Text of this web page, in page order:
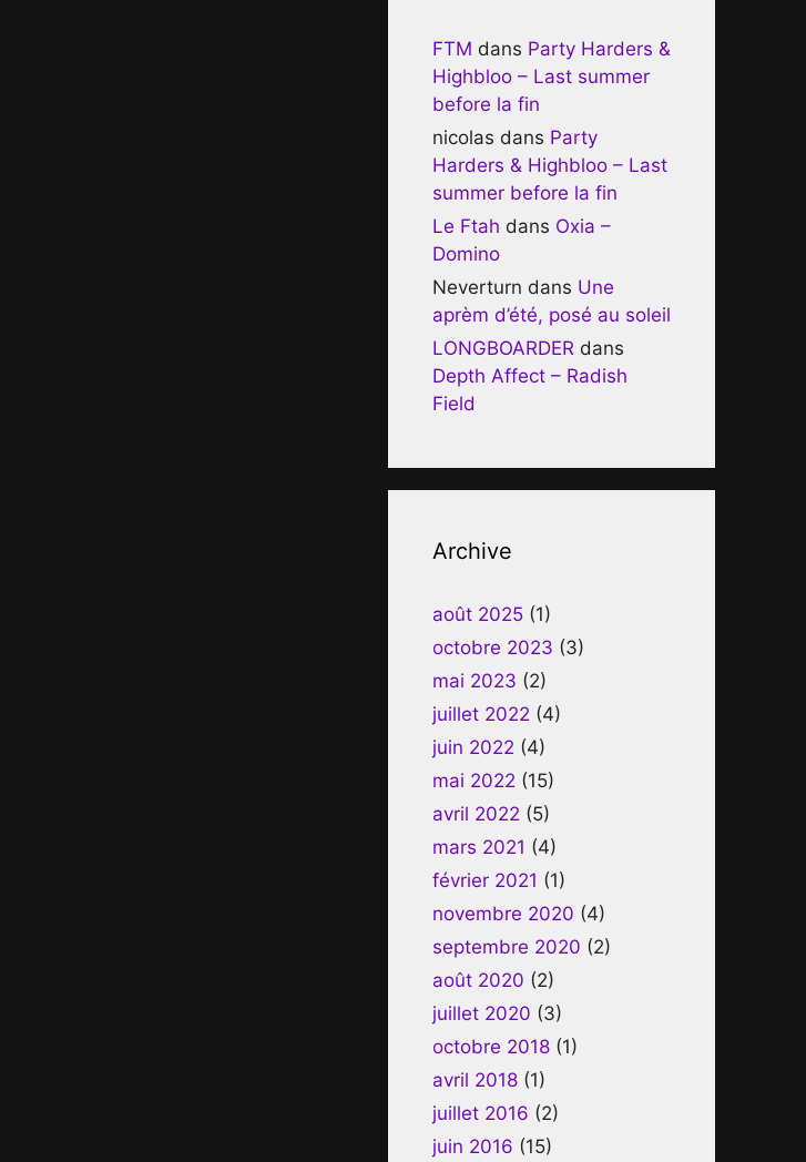
FTM dans Party Harders &
Highbloo – Last summer
before la fin
nicolas dans Party
Harders & Highbloo – Last
summer before la fin
Le Ftah dans Oxia –
Domino
Neverturn dans Une
aprèm d’été, posé au soleil
LONGBOARDER dans
Depth Affect – Radish
Field
Archive
août 2025 (1)
octobre 2023 (3)
mai 2023 (2)
juillet 2022 (4)
juin 2022 (4)
mai 2022 (15)
avril 2022 (5)
mars 2021 (4)
février 2021 (1)
novembre 2020 (4)
septembre 2020 (2)
août 2020 (2)
juillet 2020 (3)
octobre 2018 (1)
avril 2018 (1)
juillet 2016 (2)
juin 2016 (15)